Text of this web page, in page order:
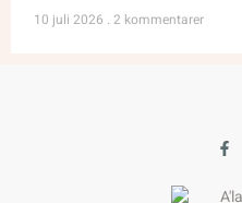
10 juli 2026 2 kommentarer